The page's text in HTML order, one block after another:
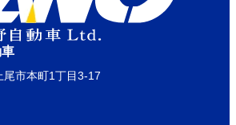
市本町1丁目3-17